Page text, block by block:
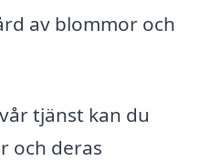
av blommor och
tjänst kan du
och deras